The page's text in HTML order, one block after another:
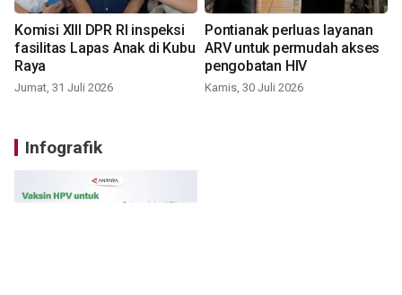
Komisi XIII DPR RI inspeksi
fasilitas Lapas Anak di Kubu
Raya
Jumat, 31 Juli 2026
Pontianak perluas layanan
ARV untuk permudah akses
pengobatan HIV
Kamis, 30 Juli 2026
Infografik